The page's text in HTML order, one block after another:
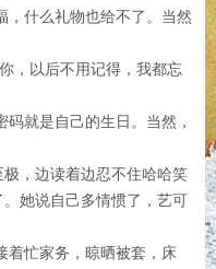
，什么礼物也给不了。当然
，以后不用记得，我都忘
就是自己的生日。当然，
，边读着边忍不住哈哈笑
。她说自己多情惯了，艺可
着忙家务，晾晒被套，床